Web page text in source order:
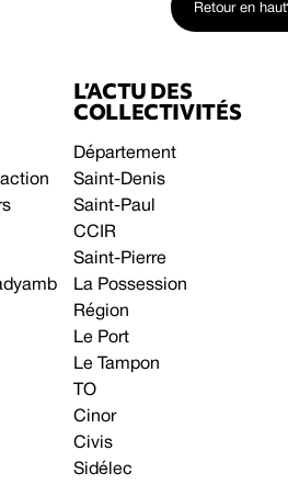
Retour en haut
L’ACTU DES
COLLECTIVITÉS
Département
Saint-Denis
Saint-Paul
CCIR
Saint-Pierre
La Possession
Région
Le Port
Le Tampon
TO
Cinor
Civis
Sidélec